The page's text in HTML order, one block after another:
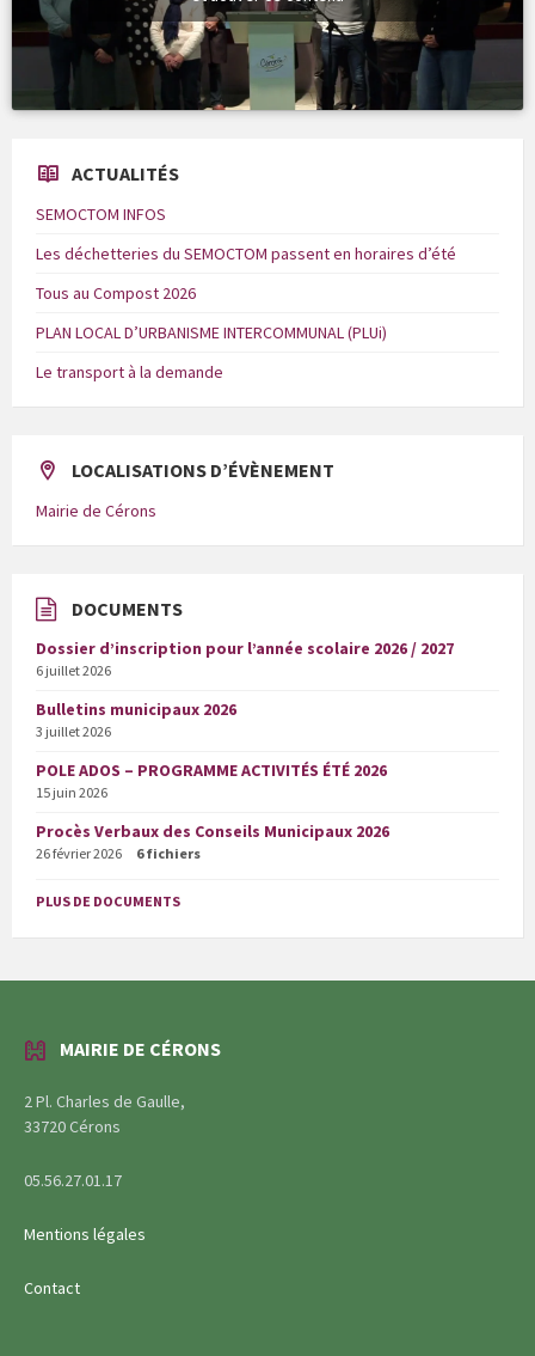
ACTUALITÉS
SEMOCTOM INFOS
Les déchetteries du SEMOCTOM passent en horaires d’été
Tous au Compost 2026
PLAN LOCAL D’URBANISME INTERCOMMUNAL (PLUi)
Le transport à la demande
LOCALISATIONS D’ÉVÈNEMENT
Mairie de Cérons
DOCUMENTS
Dossier d’inscription pour l’année scolaire 2026 / 2027
6 juillet 2026
Bulletins municipaux 2026
3 juillet 2026
POLE ADOS – PROGRAMME ACTIVITÉS ÉTÉ 2026
15 juin 2026
Procès Verbaux des Conseils Municipaux 2026
26 février 2026 6 fichiers
PLUS DE DOCUMENTS
MAIRIE DE CÉRONS
2 Pl. Charles de Gaulle,
33720 Cérons
05.56.27.01.17
Mentions légales
Contact